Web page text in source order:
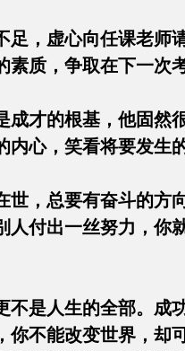
足，虚心向任课老
素质，争取在下一
成才的根基，他固然
的内心，笑看将要
世，总要有奋斗的方
人付出一丝努力，你
望。
是人生的全部。成
你不能改变世界，却